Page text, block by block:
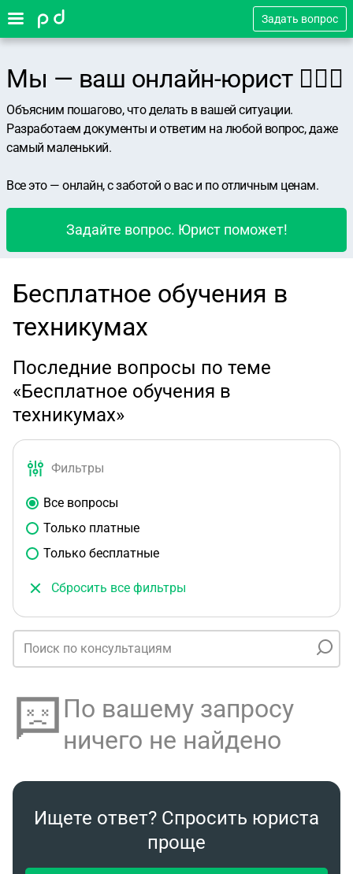
Задать вопрос
Мы — ваш онлайн-юрист 👨🏻‍⚖️
Объясним пошагово, что делать в вашей ситуации.
Разработаем документы и ответим на любой вопрос, даже
самый маленький.
Все это — онлайн, с заботой о вас и по отличным ценам.
Задайте вопрос. Юрист поможет!
Бесплатное обучения в
техникумах
Последние вопросы по теме
«Бесплатное обучения в
техникумах»
Фильтры
Все вопросы
Только платные
Только бесплатные
Сбросить все фильтры
По вашему запросу
ничего не найдено
Ищете ответ? Спросить юриста
проще